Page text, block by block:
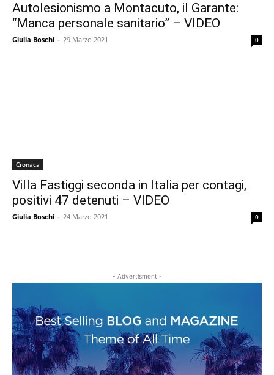
Autolesionismo a Montacuto, il Garante:
“Manca personale sanitario” – VIDEO
Giulia Boschi - 29 Marzo 2021 0
Cronaca
Villa Fastiggi seconda in Italia per contagi,
positivi 47 detenuti – VIDEO
Giulia Boschi - 24 Marzo 2021 0
- Advertisment -